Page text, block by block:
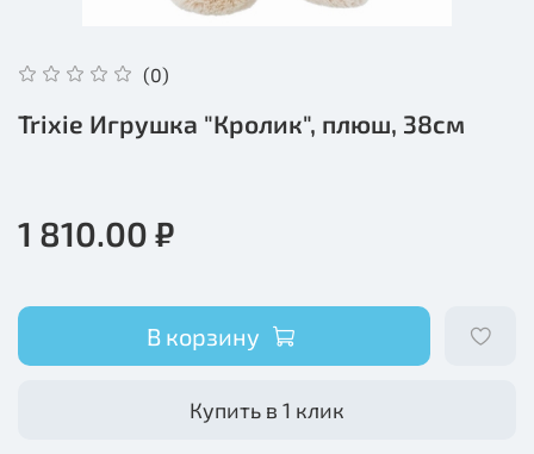
(0)
Trixie Игрушка "Кролик", плюш, 38cм
1 810.00 ₽
В корзину
Купить в 1 клик